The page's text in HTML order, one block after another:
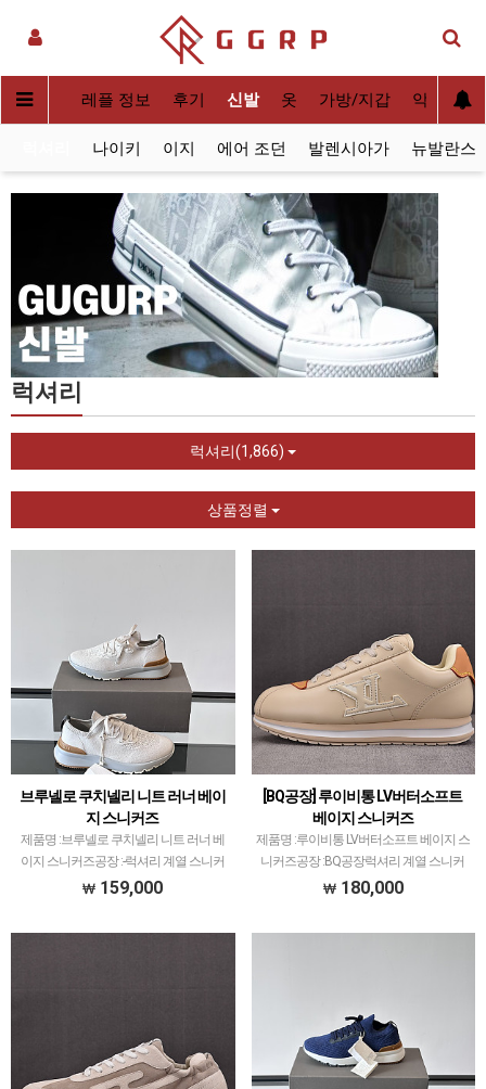
사[QC] 레플 정보 후기 신발 옷 가방/지갑 악세사리
나이키 이지 에어 조던 발렌시아가 뉴발란스
럭셔리
럭셔리(1,866)
상품정렬
브루넬로 쿠치넬리 니트 러너 베이
지 스니커즈
제품명 :브루넬로 쿠치넬리 니트 러너 베
이지 스니커즈공장 :-럭셔리 계열 스니커
즈는 메이저 공장에서 취급되는 모델 많이
159,000
[BQ공장] 루이비통 LV버터소프트
베이지 스니커즈
제품명 :루이비통 LV버터소프트 베이지 스
니커즈공장 :BQ공장럭셔리 계열 스니커
즈는 메이저 공장에서 취급되는 모델 많이
180,000